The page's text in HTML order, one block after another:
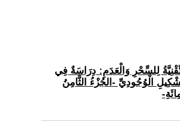
التِّقْنِيَّةُ لِلسِّحْرِ وَالْعَدَمِ: دِرَاسَةٌ فِي
الْوُجُودِيِّ -الجُزْءُ الثَّامِنُ